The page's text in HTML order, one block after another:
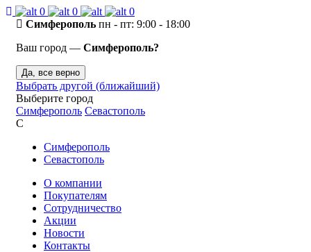
0 0
0
Симферополь пн - пт: 9:00 - 18:00
Ваш город — Симферополь?
Да, все верно
Выбрать другой (ближайший)
Выберите город
Симферополь Севастополь
С
Симферополь
Севастополь
О компании
Покупателям
Сотрудничество
Акции
Новости
Контакты